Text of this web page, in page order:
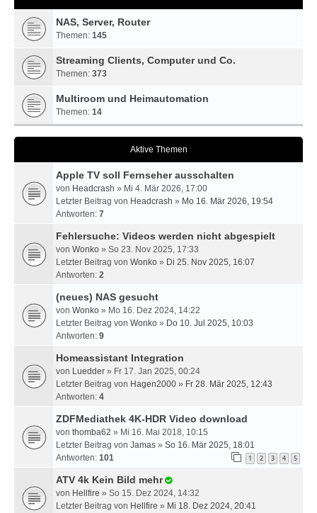
NAS, Server, Router
Themen: 145
Streaming Clients, Computer und Co.
Themen: 373
Multiroom und Heimautomation
Themen: 14
Aktive Themen
Apple TV soll Fernseher ausschalten
von Headcrash » Mi 4. Mär 2026, 17:00
Letzter Beitrag von Headcrash » Mo 16. Mär 2026, 19:54
Antworten: 7
Fehlersuche: Videos werden nicht abgespielt
von Wonko » So 23. Nov 2025, 17:33
Letzter Beitrag von Wonko » Di 25. Nov 2025, 16:07
Antworten: 2
(neues) NAS gesucht
von Wonko » Mo 16. Dez 2024, 14:22
Letzter Beitrag von Wonko » Do 10. Jul 2025, 10:03
Antworten: 9
Homeassistant Integration
von Luedder » Fr 17. Jan 2025, 00:24
Letzter Beitrag von Hagen2000 » Fr 28. Mär 2025, 12:43
Antworten: 4
ZDFMediathek 4K-HDR Video download
von thomba62 » Mi 16. Mai 2018, 10:15
Letzter Beitrag von Jamas » So 16. Mär 2025, 18:01
Antworten: 101 1 2 3 4 5
ATV 4k Kein Bild mehr
von Hellfire » So 15. Dez 2024, 14:32
Letzter Beitrag von Hellfire » Mi 18. Dez 2024, 20:41